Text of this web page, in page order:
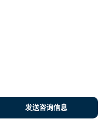
发送咨询信息